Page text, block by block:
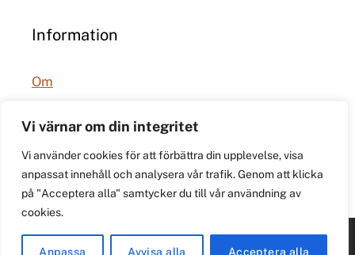
Vi värnar om din integritet
Vi använder cookies för att förbättra din upplevelse, visa
anpassat innehåll och analysera vår trafik. Genom att klicka
på "Acceptera alla" samtycker du till vår användning av
cookies.
Anpassa Avvisa alla Acceptera alla
Information
Om